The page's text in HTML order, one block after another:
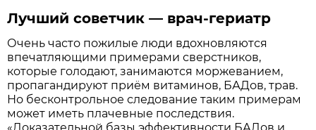
Лучший советчик — врач-гериатр
Очень часто пожилые люди вдохновляются
впечатляющими примерами сверстников,
которые голодают, занимаются моржеванием,
пропагандируют приём витаминов, БАДов, трав.
Но бесконтрольное следование таким примерам
может иметь плачевные последствия.